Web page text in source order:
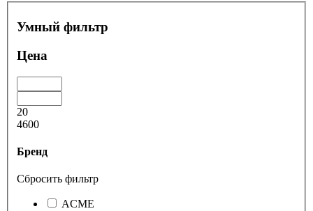
Умный фильтр
Цена
20
4600
Бренд
Сбросить фильтр
ACME